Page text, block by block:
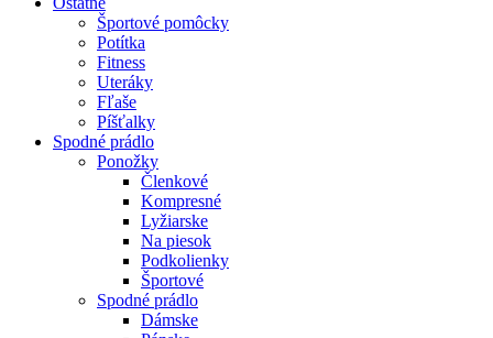
Športové pomôcky
Potítka
Fitness
Uteráky
Fľaše
Píšťalky
Spodné prádlo
Ponožky
Členkové
Kompresné
Lyžiarske
Na piesok
Podkolienky
Športové
Spodné prádlo
Dámske